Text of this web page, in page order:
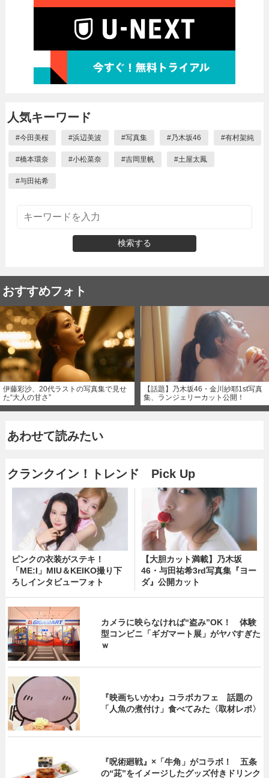
人気キーワード
#今田美桜 #浜辺美波 #写真集 #乃木坂46 #有村架純
#橋本環奈 #小松菜奈 #吉岡里帆 #土屋太鳳
#与田祐希
検索する
おすすめフォト
伊藤彩沙、20代ラストの写真集で見せ
た“大人の甘さ”
【話題】乃木坂46・金川紗耶1st写真
集、ランジェリーカット公開！
あわせて読みたい
クランクイン！トレンド Pick Up
ピンクの衣装がステキ！
「ME:I」MIU＆KEIKO撮り下
ろしインタビューフォト
【大胆カット満載】乃木坂
46・与田祐希3rd写真集『ヨー
ダ』公開カット
カメラに映らなければ“盗み”OK！ 体験
型コンビニ「ギガマート展」がヤバすぎた
ｗ
『映画ちいかわ』コラボカフェ 話題の
「人魚の煮付け」食べてみた〈取材レポ〉
『呪術廻戦』×「牛角」がコラボ！ 五条
の“茈”をイメージしたグッズ付きドリンク